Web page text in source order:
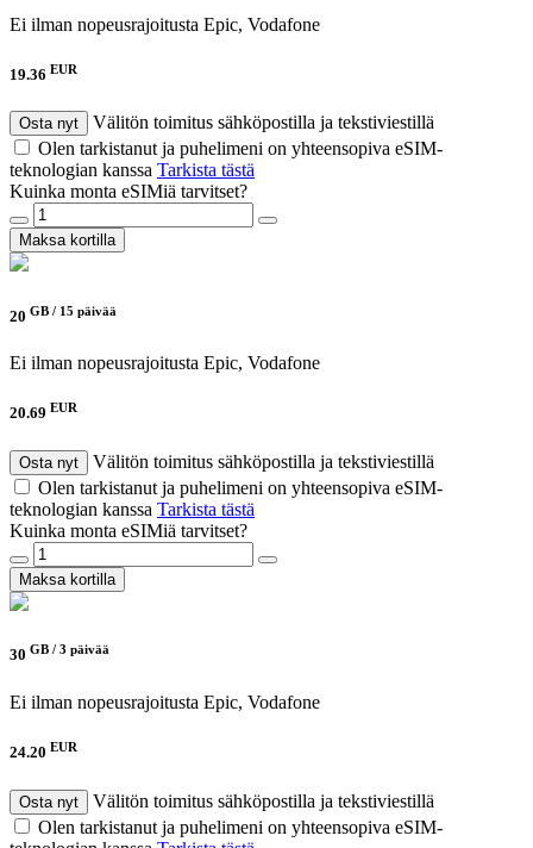
Ei ilman nopeusrajoitusta Epic, Vodafone
19.36 EUR
Osta nyt
Välitön toimitus sähköpostilla ja tekstiviestillä
Olen tarkistanut ja puhelimeni on yhteensopiva eSIM-
teknologian kanssa Tarkista tästä
Kuinka monta eSIMiä tarvitset?
Maksa kortilla
20 GB / 15 päivää
Ei ilman nopeusrajoitusta Epic, Vodafone
20.69 EUR
Osta nyt
Välitön toimitus sähköpostilla ja tekstiviestillä
Olen tarkistanut ja puhelimeni on yhteensopiva eSIM-
teknologian kanssa Tarkista tästä
Kuinka monta eSIMiä tarvitset?
Maksa kortilla
30 GB / 3 päivää
Ei ilman nopeusrajoitusta Epic, Vodafone
24.20 EUR
Osta nyt
Välitön toimitus sähköpostilla ja tekstiviestillä
Olen tarkistanut ja puhelimeni on yhteensopiva eSIM-